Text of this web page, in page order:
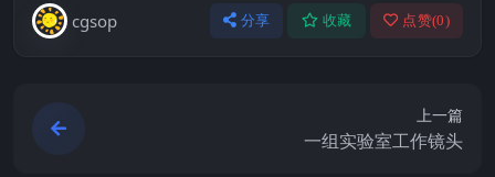
cgsop 分享 收藏 点赞(0)
上一篇
一组实验室工作镜头